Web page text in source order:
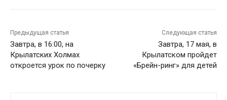
Предыдущая статья
Завтра, в 16:00, на
Крылатских Холмах
откроется урок по почерку
Следующая статья
Завтра, 17 мая, в
Крылатском пройдет
«Брейн-ринг» для детей